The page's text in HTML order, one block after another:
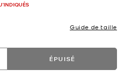
Guide de taille
ÉPUISÉ